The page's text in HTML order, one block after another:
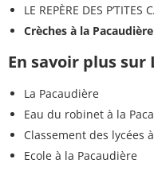
LE REPÈRE DES P’TITES
Crèches à la Pacaudière
En savoir plus sur
La Pacaudière
Eau du robinet à la
Classement des lycées
Ecole à la Pacaudière